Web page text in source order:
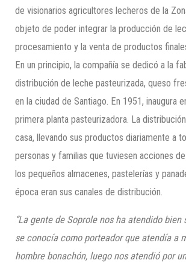
de visionarios agricultores lecheros de la
objeto de poder integrar la producción de
procesamiento y la venta de productos
En un principio, la compañía se dedicó a la
distribución de leche pasteurizada, queso
en la ciudad de Santiago. En 1951, inaugura
primera planta pasteurizadora. La
casa, llevando sus productos diariamente a
personas y familias que tuviesen acciones
los pequeños almacenes, pastelerías y
época eran sus canales de distribución.
“La gente de Soprole nos ha atendido bien
se conocía como porteador que atendía a
hombre bonachón, luego nos atendió por